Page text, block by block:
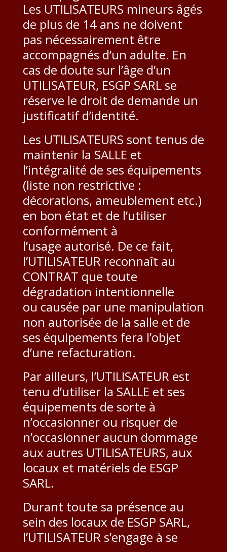
Les UTILISATEURS mineurs âgés
de plus de 14 ans ne doivent
pas nécessairement être
accompagnés d’un adulte. En
cas de doute sur l’âge d’un
UTILISATEUR, ESGP SARL se
réserve le droit de demande un
justificatif d’identité.
Les UTILISATEURS sont tenus de
maintenir la SALLE et
l’intégralité de ses équipements
(liste non restrictive :
décorations, ameublement etc.)
en bon état et de l’utiliser
conformément à
l’usage autorisé. De ce fait,
l’UTILISATEUR reconnaît au
CONTRAT que toute
dégradation intentionnelle
ou causée par une manipulation
non autorisée de la salle et de
ses équipements fera l’objet
d’une refacturation.
Par ailleurs, l’UTILISATEUR est
tenu d’utiliser la SALLE et ses
équipements de sorte à
n’occasionner ou risquer de
n’occasionner aucun dommage
aux autres UTILISATEURS, aux
locaux et matériels de ESGP
SARL.
Durant toute sa présence au
sein des locaux de ESGP SARL,
l’UTILISATEUR s’engage à se